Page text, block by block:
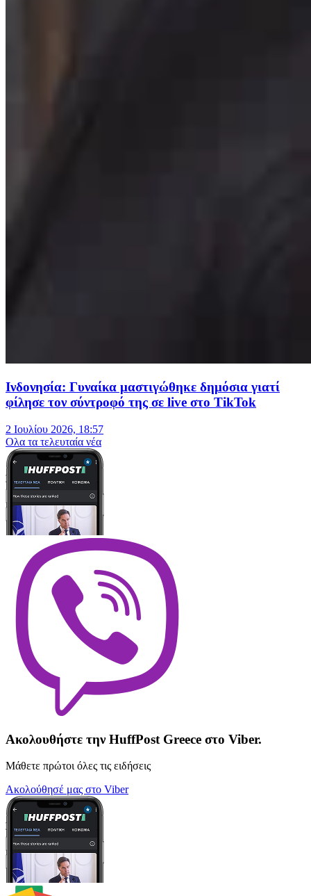
Ινδονησία: Γυναίκα μαστιγώθηκε δημόσια γιατί
φίλησε τον σύντροφό της σε live στο TikTok
2 Ιουλίου 2026, 18:57
Oλα τα τελευταία νέα
Ακολουθήστε την HuffPost Greece στο Viber.
Μάθετε πρώτοι όλες τις ειδήσεις
Ακολούθησέ μας στο Viber